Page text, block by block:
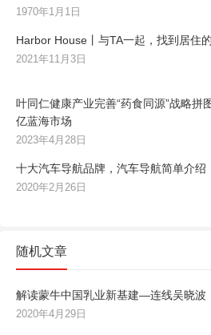
1970年1月1日
Harbor House丨与TA一起，找到居住
2021年11月3日
叶同仁健康产业完善“药食同源”战略拼
亿蓝海市场
2023年4月28日
十大汽车导航品牌，汽车导航简单介绍
2020年2月26日
随机文章
解读蒙牛中国乳业新基建—连线吴晓波
2020年4月29日